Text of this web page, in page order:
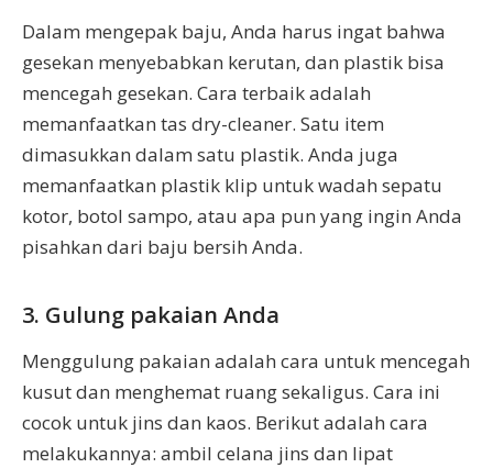
Dalam mengepak baju, Anda harus ingat bahwa
gesekan menyebabkan kerutan, dan plastik bisa
mencegah gesekan. Cara terbaik adalah
memanfaatkan tas dry-cleaner. Satu item
dimasukkan dalam satu plastik. Anda juga
memanfaatkan plastik klip untuk wadah sepatu
kotor, botol sampo, atau apa pun yang ingin Anda
pisahkan dari baju bersih Anda.
3. Gulung pakaian Anda
Menggulung pakaian adalah cara untuk mencegah
kusut dan menghemat ruang sekaligus. Cara ini
cocok untuk jins dan kaos. Berikut adalah cara
melakukannya: ambil celana jins dan lipat